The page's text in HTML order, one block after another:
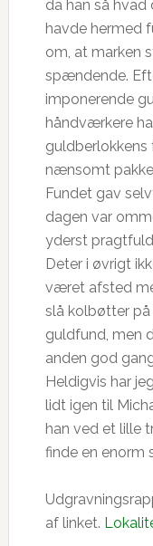
da han så hvad
havde hermed
om, at marken
spændende.
imponerende
håndværkere
nænsomt
Fundet gav
dagen var
yderst
Deter i øvrigt
været afsted
slå kolbøtter
guldfund, men
anden god
Heldigvis har
lidt igen til
han ved et lille
finde en enorm
af linket.